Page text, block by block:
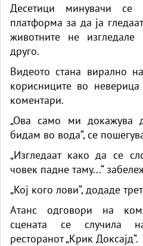
Десетици минувачи се
платформа за да ја
животните не
друго.
Видеото стана вирално
корисниците во
коментари.
„Ова само ми докажува
бидам во вода“, се
„Изгледаат како да се
човек падне таму...“
„Кој кого лови“, додаде
Атанс одговори на
сцената се случила
ресторанот „Крик Доксајд“.